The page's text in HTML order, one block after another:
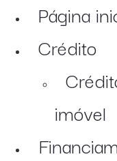
Página
Crédito
imóvel